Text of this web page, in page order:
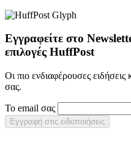
Εγγραφείτε στο
επιλογές HuffPost
Οι πιο ενδιαφέρουσες
σας.
Το email σας
Εγγραφή στις ειδοποιήσεις